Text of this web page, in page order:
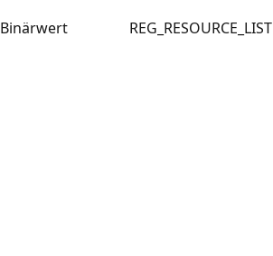
Binärwert REG_RESOURCE_LIST